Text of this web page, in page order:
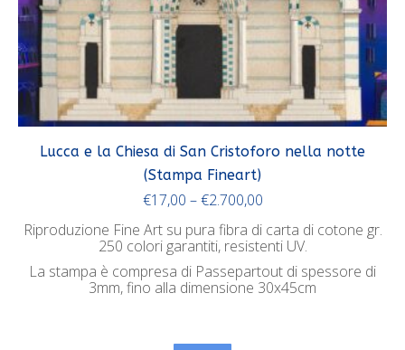
Lucca e la Chiesa di San Cristoforo nella notte
(Stampa Fineart)
€17,00 –€2.700,00
Riproduzione Fine Art su pura fibra di carta di cotone gr.
250 colori garantiti, resistenti UV.
La stampa è compresa di Passepartout di spessore di
3mm, fino alla dimensione 30x45cm